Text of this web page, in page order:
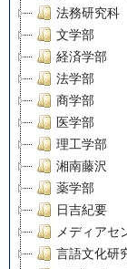
法務研究科
文学部
経済学部
法学部
商学部
医学部
理工学部
湘南藤沢
薬学部
日吉紀要
メディアセ
言語文化研